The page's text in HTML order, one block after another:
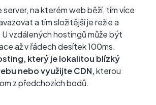
server, na kterém web běží, tím více
a tím složitější je režie a
vzdálených hostingů může být
až v řádech desítek 100ms.
který je lokalitou blízký
nebo využijte CDN,kterou
z předchozích bodů.